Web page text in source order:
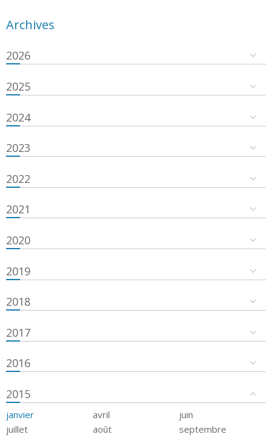
Archives
2026
2025
2024
2023
2022
2021
2020
2019
2018
2017
2016
2015
janvier avril
juin
juillet
août
septembre